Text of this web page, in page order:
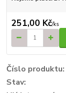
251,00 Kč/ks
Číslo produktu:
Stav: